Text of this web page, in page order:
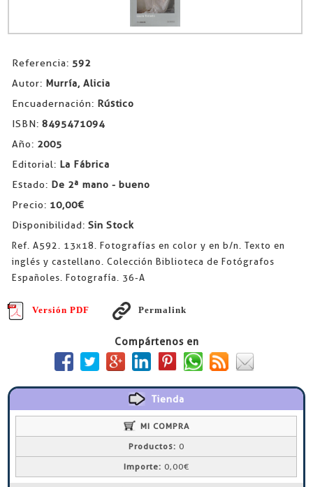
Referencia: 592
Autor: Murría, Alicia
Encuadernación: Rústico
ISBN: 8495471094
Año: 2005
Editorial: La Fábrica
Estado: De 2ª mano - bueno
Precio: 10,00€
Disponibilidad: Sin Stock
Ref. A592. 13x18. Fotografías en color y en b/n. Texto en
inglés y castellano. Colección Biblioteca de Fotógrafos
Españoles. Fotografía. 36-A
Versión PDF Permalink
Compártenos en
Tienda
MI COMPRA
Productos: 0
Importe: 0,00€